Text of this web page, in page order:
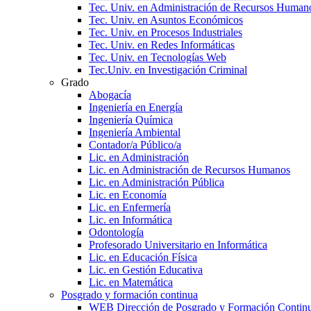
Tec. Univ. en Administración de Recursos
Tec. Univ. en Asuntos Económicos
Tec. Univ. en Procesos Industriales
Tec. Univ. en Redes Informáticas
Tec. Univ. en Tecnologías Web
Tec.Univ. en Investigación Criminal
Grado
Abogacía
Ingeniería en Energía
Ingeniería Química
Ingeniería Ambiental
Contador/a Público/a
Lic. en Administración
Lic. en Administración de Recursos Humanos
Lic. en Administración Pública
Lic. en Economía
Lic. en Enfermería
Lic. en Informática
Odontología
Profesorado Universitario en Informática
Lic. en Educación Física
Lic. en Gestión Educativa
Lic. en Matemática
Posgrado y formación continua
WEB Dirección de Posgrado y Formación